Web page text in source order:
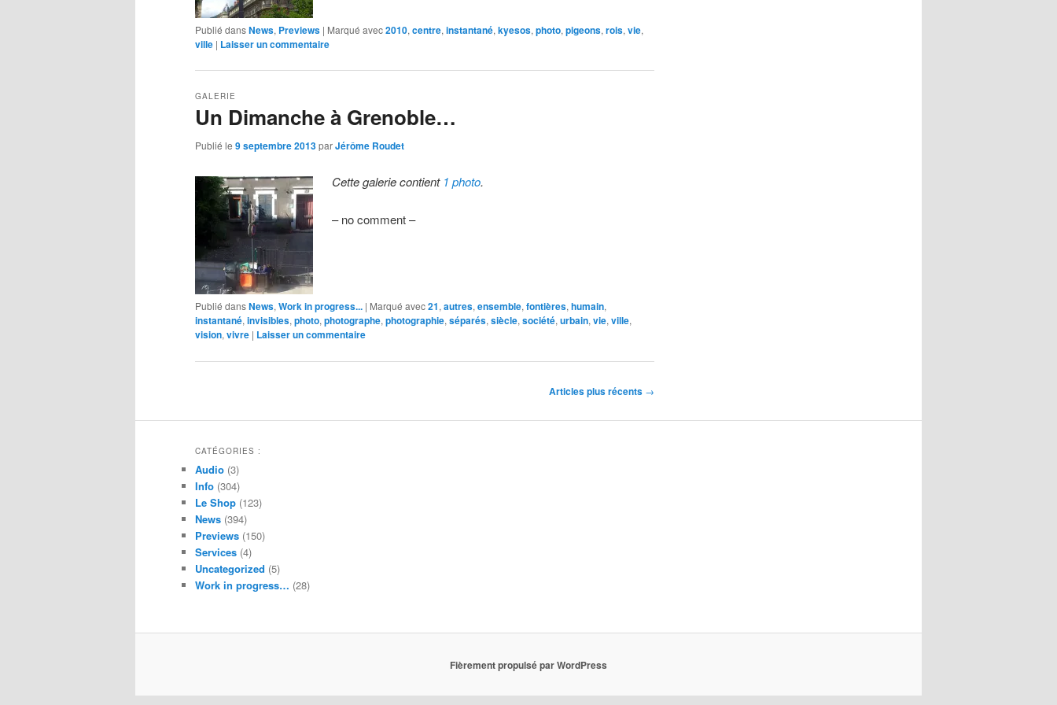
Publié dansNews, Previews | Marqué avec2010, centre, instantané, kyesos, photo, pigeons, rois, vie,
ville | Laisser un commentaire
Un Dimanche à Grenoble…
GALERIE
Publié le 9 septembre 2013parJérôme Roudet
Cette galerie contient 1 photo.
– no comment –
Publié dansNews, Work in progress... | Marqué avec21, autres, ensemble, fontières, humain,
instantané, invisibles, photo, photographe, photographie, séparés, siècle, société, urbain, vie, ville,
vision, vivre | Laisser un commentaire
Articles plus récents →
CATÉGORIES :
Audio (3)
Info (304)
Le Shop (123)
News (394)
Previews (150)
Services (4)
Uncategorized (5)
Work in progress… (28)
Fièrement propulsé par WordPress